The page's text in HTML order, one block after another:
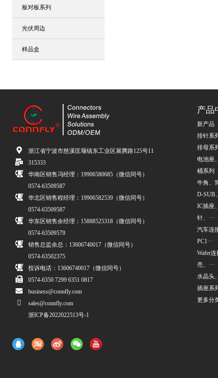
板对板系列
光伏周边
样品盒
浙江省宁波市慈溪匡堰镇东工业区展腾路125号11
315333
华南区销售冯经理：19906580685（微信同号）
0574-63509587
华北区销售程经理：19906582539（微信同号）
0574-63509587
华东区销售余经理：15888525318（微信同号）
0574-63509579
销售总监余总：13606740017（微信同号）
0574-63502375
投诉电话：13606740017（微信同号）
0574-6350 7299 6351 0817
business@connfly.com
sales@connfly.com
浙ICP备2022022513号-1
产品
新产品
排针系
排母系
电池座
桶系列
牛角、
D-SUB
IC插座
针、···
汽车连
PC1···
Wafer
壳、···
水晶头
插座系
更多分